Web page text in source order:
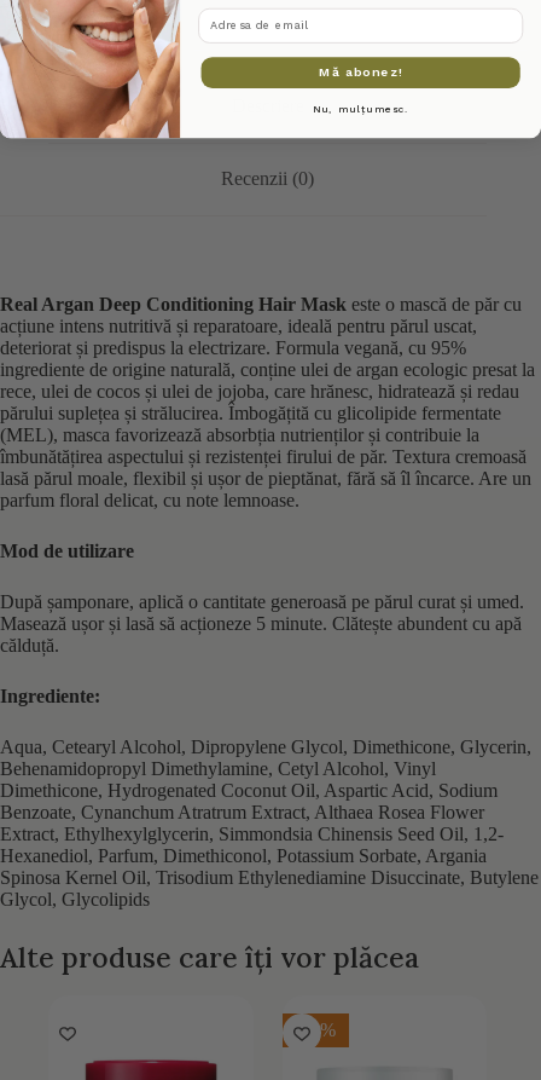
Recenzii (0)
Real Argan Deep Conditioning Hair Mask este o mască de păr cu
acțiune intens nutritivă și reparatoare, ideală pentru părul uscat,
deteriorat și predispus la electrizare. Formula vegană, cu 95%
ingrediente de origine naturală, conține ulei de argan ecologic presat la
rece, ulei de cocos și ulei de jojoba, care hrănesc, hidratează și redau
părului suplețea și strălucirea. Îmbogățită cu glicolipide fermentate
(MEL), masca favorizează absorbția nutrienților și contribuie la
îmbunătățirea aspectului și rezistenței firului de păr. Textura cremoasă
lasă părul moale, flexibil și ușor de pieptănat, fără să îl încarce. Are un
parfum floral delicat, cu note lemnoase.
Mod de utilizare
După șamponare, aplică o cantitate generoasă pe părul curat și umed.
Masează ușor și lasă să acționeze 5 minute. Clătește abundent cu apă
călduță.
Ingrediente:
Aqua, Cetearyl Alcohol, Dipropylene Glycol, Dimethicone, Glycerin,
Behenamidopropyl Dimethylamine, Cetyl Alcohol, Vinyl
Dimethicone, Hydrogenated Coconut Oil, Aspartic Acid, Sodium
Benzoate, Cynanchum Atratrum Extract, Althaea Rosea Flower
Extract, Ethylhexylglycerin, Simmondsia Chinensis Seed Oil, 1,2-
Hexanediol, Parfum, Dimethiconol, Potassium Sorbate, Argania
Spinosa Kernel Oil, Trisodium Ethylenediamine Disuccinate, Butylene
Glycol, Glycolipids
Alte produse care îți vor plăcea
-10%
adresa de email
Mă abonez!
Nu, mulțumesc.